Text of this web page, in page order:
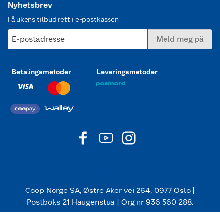
Nyhetsbrev
Få ukens tilbud rett i e-postkassen
E-postadresse Meld meg på
Betalingsmetoder Leveringsmetoder
Coop Norge SA, Østre Aker vei 264, 0977 Oslo |
Postboks 21 Haugenstua | Org nr 936 560 288.